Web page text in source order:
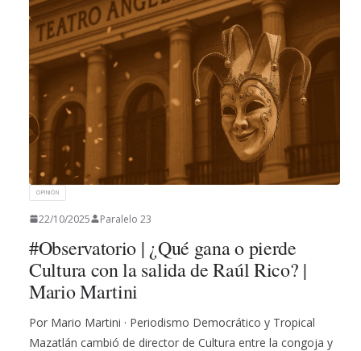
OPINIÓN
22/10/2025 Paralelo 23
#Observatorio | ¿Qué gana o pierde
Cultura con la salida de Raúl Rico? |
Mario Martini
Por Mario Martini · Periodismo Democrático y Tropical
Mazatlán cambió de director de Cultura entre la congoja y